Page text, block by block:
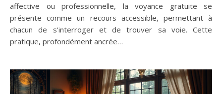
affective ou professionnelle, la voyance gratuite se
présente comme un recours accessible, permettant à
chacun de s’interroger et de trouver sa voie. Cette
pratique, profondément ancrée…